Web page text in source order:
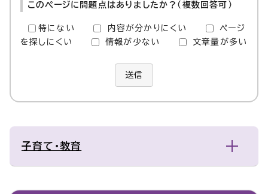
このページに問題点はありましたか？（複数回答可）
特にない 内容が分かりにくい
ページ
を探しにくい
情報が少ない 文章量が多い
送信
子育て・教育